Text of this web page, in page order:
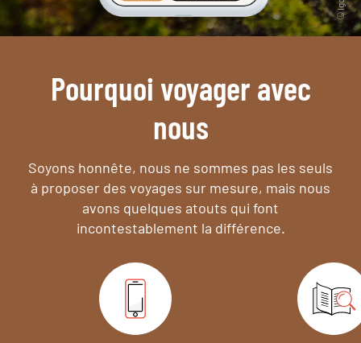
Pourquoi voyager avec
nous
Soyons honnête, nous ne sommes pas les seuls
à proposer des voyages sur mesure, mais nous
avons quelques atouts qui font
incontestablement la différence.